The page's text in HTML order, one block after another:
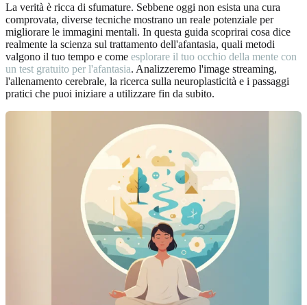
La verità è ricca di sfumature. Sebbene oggi non esista una cura
comprovata, diverse tecniche mostrano un reale potenziale per
migliorare le immagini mentali. In questa guida scoprirai cosa dice
realmente la scienza sul trattamento dell'afantasia, quali metodi
valgono il tuo tempo e come esplorare il tuo occhio della mente con
un test gratuito per l'afantasia. Analizzeremo l'image streaming,
l'allenamento cerebrale, la ricerca sulla neuroplasticità e i passaggi
pratici che puoi iniziare a utilizzare fin da subito.